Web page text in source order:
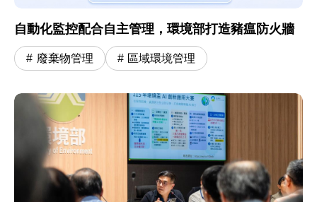
自動化監控配合自主管理，環境部打造豬瘟防火牆
廢棄物管理 區域環境管理